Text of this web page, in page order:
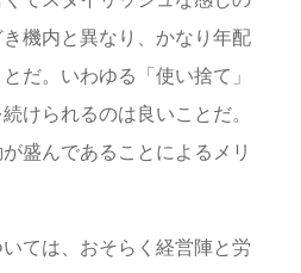
機内と異なり、かなり年配
だ。いわゆる「使い捨て」
けられるのは良いことだ。
盛んであることによるメリ
ては、おそらく経営陣と労